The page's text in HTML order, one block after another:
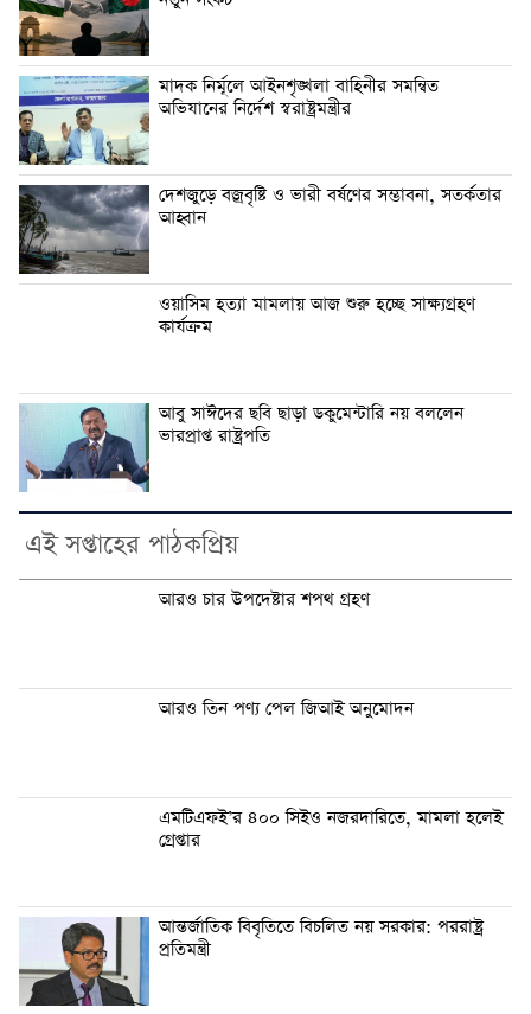
মাদক নির্মূলে আইনশৃঙ্খলা বাহিনীর সমন্বিত
অভিযানের নির্দেশ স্বরাষ্ট্রমন্ত্রীর
দেশজুড়ে বজ্রবৃষ্টি ও ভারী বর্ষণের সম্ভাবনা, সতর্কতার
আহ্বান
ওয়াসিম হত্যা মামলায় আজ শুরু হচ্ছে সাক্ষ্যগ্রহণ
কার্যক্রম
আবু সাঈদের ছবি ছাড়া ডকুমেন্টারি নয় বললেন
ভারপ্রাপ্ত রাষ্ট্রপতি
এই সপ্তাহের পাঠকপ্রিয়
আরও চার উপদেষ্টার শপথ গ্রহণ
আরও তিন পণ্য পেল জিআই অনুমোদন
এমটিএফই’র ৪০০ সিইও নজরদারিতে, মামলা হলেই
গ্রেপ্তার
আন্তর্জাতিক বিবৃতিতে বিচলিত নয় সরকার: পররাষ্ট্র
প্রতিমন্ত্রী